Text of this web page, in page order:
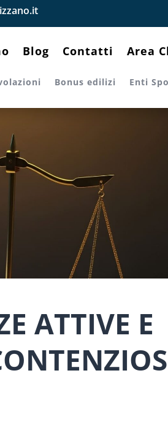
Blog Contatti Area
Bonus edilizi Enti
ATTIVE E